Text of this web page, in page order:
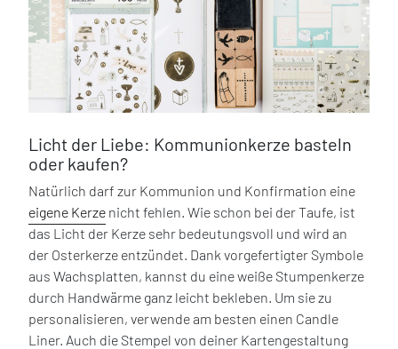
Licht der Liebe: Kommunionkerze basteln
oder kaufen?
Natürlich darf zur Kommunion und Konfirmation eine
eigene Kerze nicht fehlen. Wie schon bei der Taufe, ist
das Licht der Kerze sehr bedeutungsvoll und wird an
der Osterkerze entzündet. Dank vorgefertigter Symbole
aus Wachsplatten, kannst du eine weiße Stumpenkerze
durch Handwärme ganz leicht bekleben. Um sie zu
personalisieren, verwende am besten einen Candle
Liner. Auch die Stempel von deiner Kartengestaltung